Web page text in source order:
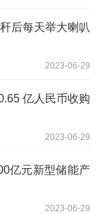
后每天举大喇叭
2023-06-29
亿人民币收购
2023-06-29
亿元新型储能产
2023-06-29